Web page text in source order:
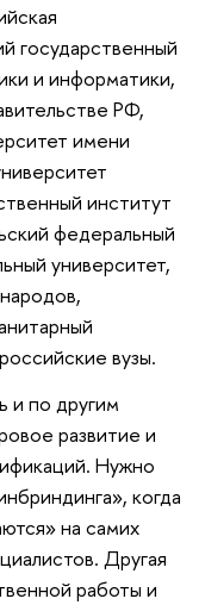
государственный
и информатики,
РФ,
имени
институт
федеральный
университет,
вузы.
и по другим
развитие и
Нужно
когда
на самих
Другая
работы и